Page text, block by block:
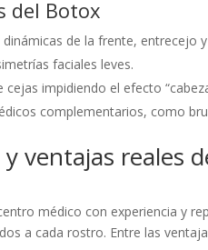
del Botox
dinámicas de la frente, entrecejo
faciales leves.
cejas impidiendo el efecto
complementarios, como
y ventajas reales
médico con experiencia y
a cada rostro. Entre las